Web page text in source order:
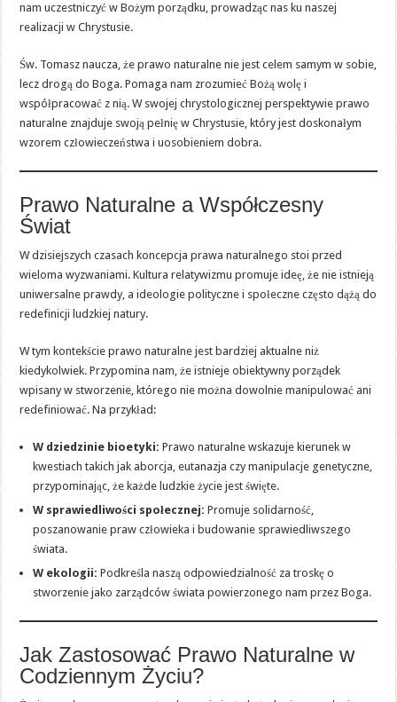
nam uczestniczyć w Bożym porządku, prowadząc nas ku naszej
realizacji w Chrystusie.
Św. Tomasz naucza, że prawo naturalne nie jest celem samym w sobie,
lecz drogą do Boga. Pomaga nam zrozumieć Bożą wolę i
współpracować z nią. W swojej chrystologicznej perspektywie prawo
naturalne znajduje swoją pełnię w Chrystusie, który jest doskonałym
wzorem człowieczeństwa i uosobieniem dobra.
Prawo Naturalne a Współczesny
Świat
W dzisiejszych czasach koncepcja prawa naturalnego stoi przed
wieloma wyzwaniami. Kultura relatywizmu promuje ideę, że nie istnieją
uniwersalne prawdy, a ideologie polityczne i społeczne często dążą do
redefinicji ludzkiej natury.
W tym kontekście prawo naturalne jest bardziej aktualne niż
kiedykolwiek. Przypomina nam, że istnieje obiektywny porządek
wpisany w stworzenie, którego nie można dowolnie manipulować ani
redefiniować. Na przykład:
W dziedzinie bioetyki: Prawo naturalne wskazuje kierunek w
kwestiach takich jak aborcja, eutanazja czy manipulacje genetyczne,
przypominając, że każde ludzkie życie jest święte.
W sprawiedliwości społecznej: Promuje solidarność,
poszanowanie praw człowieka i budowanie sprawiedliwszego
świata.
W ekologii: Podkreśla naszą odpowiedzialność za troskę o
stworzenie jako zarządców świata powierzonego nam przez Boga.
Jak Zastosować Prawo Naturalne w
Codziennym Życiu?